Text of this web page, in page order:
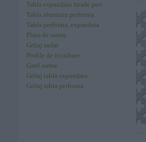
Tabla expandata fatade pret
Tabla aluminiu perforata
Tabla perforata, expandata
Plasa de sarma
Grilaj sudat
Profile de incadrare
Gard sarma
Grilaj tabla expandata
Grilaj tabla perforata